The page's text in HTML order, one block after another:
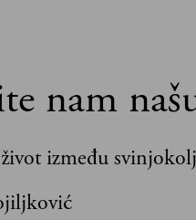
nam
između